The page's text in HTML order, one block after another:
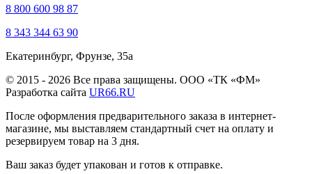
8 800 600 98 87
8 343 344 63 90
Екатеринбург, Фрунзе, 35а
© 2015 - 2026 Все права защищены. ООО «ТК «ФМ»
Разработка сайта UR66.RU
После оформления предварительного заказа в интернет-
магазине, мы выставляем стандартный счет на оплату и
резервируем товар на 3 дня.
Ваш заказ будет упакован и готов к отправке.